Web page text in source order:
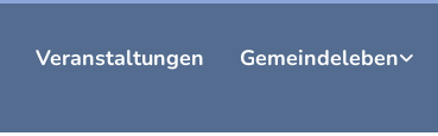
Veranstaltungen Gemeindeleben